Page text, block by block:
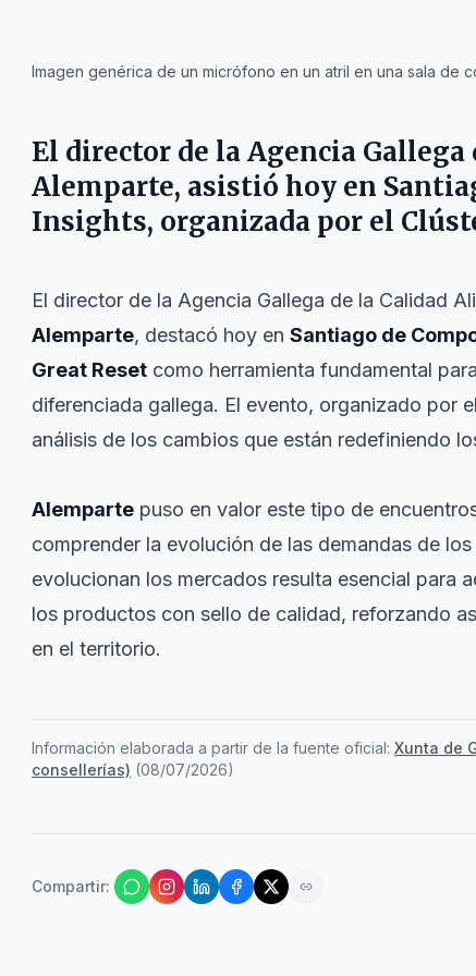
Imagen genérica de un micrófono en un atril en una sala de
El director de la Agencia
Alemparte, asistió hoy en
Insights, organizada por el
El director de la Agencia Gallega de la Calidad
Alemparte, destacó hoy en Santiago de
Great Reset como herramienta fundamental
diferenciada gallega. El evento, organizado por el
análisis de los cambios que están redefiniendo
Alemparte puso en valor este tipo de
comprender la evolución de las demandas de
evolucionan los mercados resulta esencial para
los productos con sello de calidad, reforzando
en el territorio.
Información elaborada a partir de la fuente oficial: Xunta de
consellerías) (08/07/2026)
Compartir: